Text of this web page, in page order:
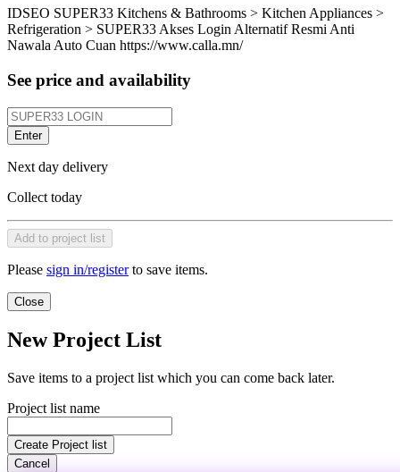
IDSEO SUPER33 Kitchens & Bathrooms > Kitchen Appliances >
Refrigeration > SUPER33 Akses Login Alternatif Resmi Anti
Nawala Auto Cuan https://www.calla.mn/
See price and availability
Enter
Next day delivery
Collect today
Add to project list
Please sign in/registerto save items.
Close
New Project List
Save items to a project list which you can come back later.
Project list name
Create Project list
Cancel